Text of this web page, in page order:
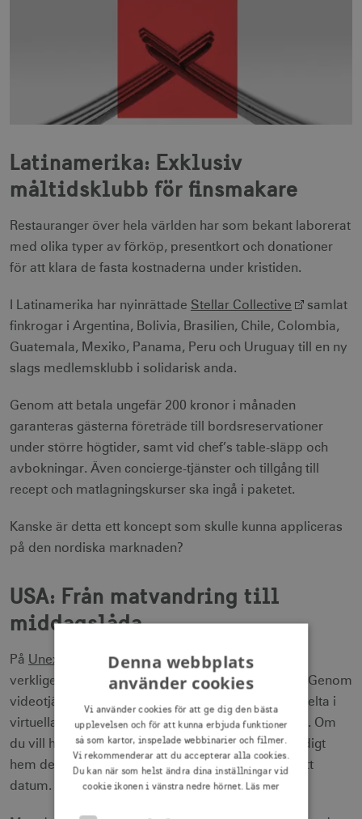
Latinamerika: Exklusiv
måltidsklubb för finsmakare
Restauranger över hela världen har som bekant laborerat
med olika typer av förköp, presentkort och donationer
för att klara de fasta kostnaderna under kristiden.
I Latinamerika har nyinrättade Stellar Collective
samlat
finkrogar i Argentina, Bolivia, Brasilien, Chile, Colombia,
Guatemala, Mexiko, Panama, Peru och Uruguay till en ny
slags medlemsklubb i solidarisk anda.
Genom att betala ungefär 200 kronor i månaden
garanteras gästerna företräde till bordsreservationer
under större högtider, samt vid chef’s table-släpp och
avbokningar. Även concierge-tjänster och tillgång till
recept och matlagningskurser ska ingå i paketet.
Kanske är detta ett koncept som skulle kunna appliceras
på den nordiska marknaden?
USA: Från matvandring till
middagslåda
På Unexpected Atlanta Tours & Stories
verkligen ställt om sin verksamhet i karantäntider. Genom
videotjänsten Zoom kan hemmasittande turister delta i
virtuella vandringar med mat-tema genom Atlanta. Om
du vill ha den fulla upplevelsen beställer du samtidigt
hem deras tillhörande snackslådor när du bokar ett
datum.
Denna webbplats
använder cookies
Vi använder cookies för att ge dig den bästa
upplevelsen och för att kunna erbjuda funktioner
så som kartor, inspelade webbinarier och filmer.
Vi rekommenderar att du accepterar alla cookies.
Du kan när som helst ändra dina inställningar vid
cookie ikonen i vänstra nedre hörnet. Läs mer